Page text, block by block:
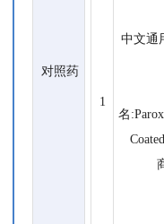
对照药
1
中文通
名